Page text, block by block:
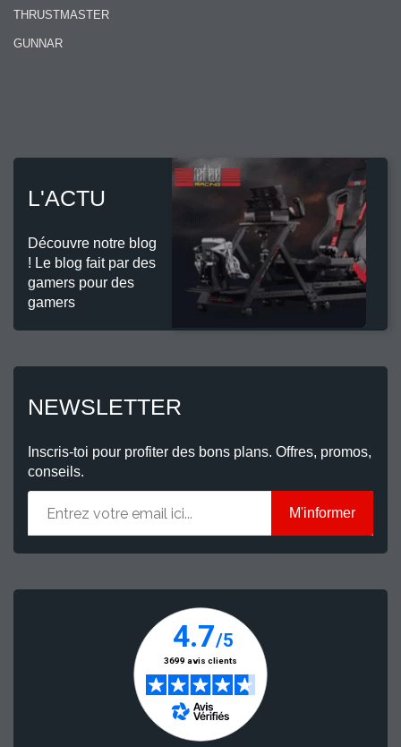
THRUSTMASTER
GUNNAR
L'ACTU
Découvre notre blog
! Le blog fait par des
gamers pour des
gamers
NEWSLETTER
Inscris-toi pour profiter des bons plans. Offres, promos,
conseils.
M'informer